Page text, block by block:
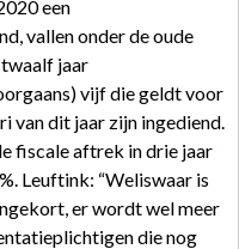
een
vallen onder de oude
jaar
vijf die geldt voor
van dit jaar zijn ingediend.
fiscale aftrek in drie jaar
Leuftink: “Weliswaar is
er wordt wel meer
die nog